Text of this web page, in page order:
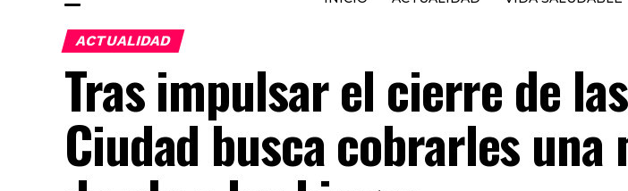
ACTUALIDAD
Tras impulsar el cierre de
Ciudad busca cobrarles